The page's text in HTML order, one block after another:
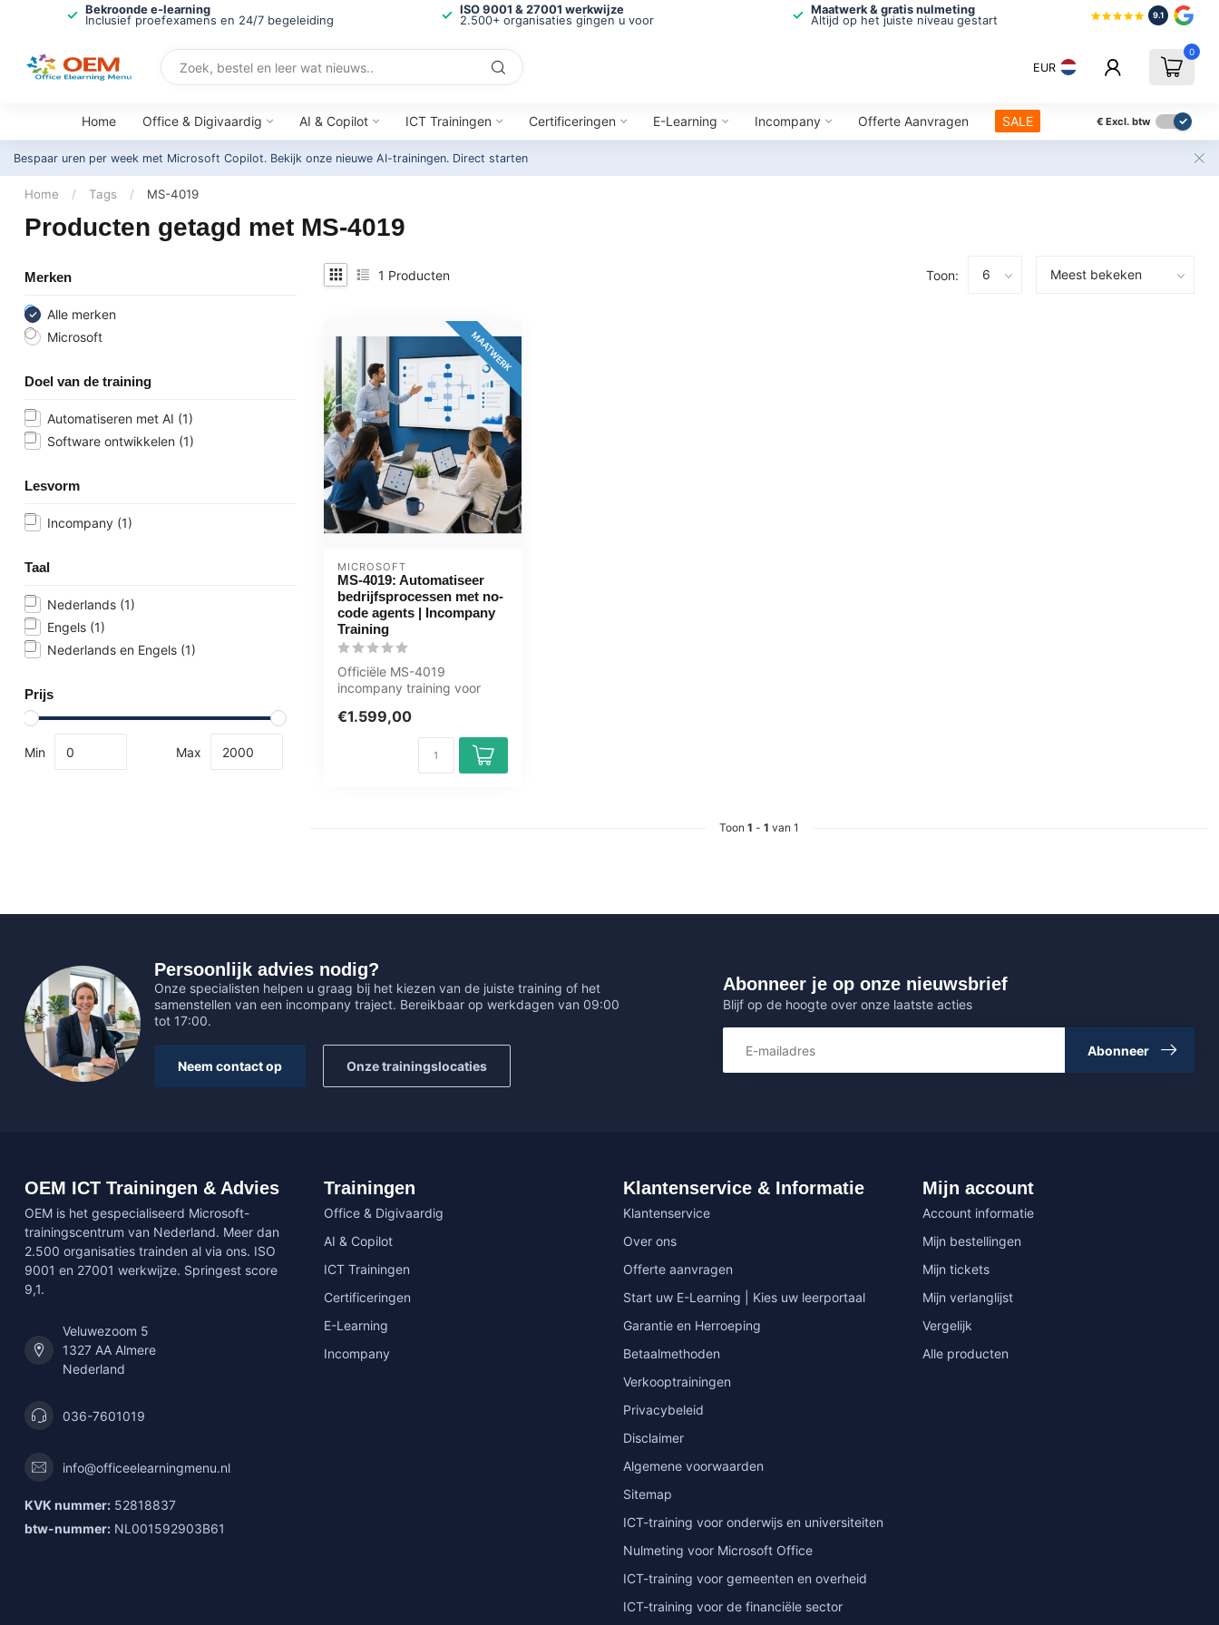
Bekroonde e-learning
Inclusief proefexamens en 24/7 begeleiding
ISO 9001 & 27001 werkwijze
2.500+ organisaties gingen u voor
Maatwerk & gratis nulmeting
Altijd op het juiste niveau gestart
9.1
EUR
0
Home Office & Digivaardig AI & Copilot ICT Trainingen Certificeringen E-Learning Incompany Offerte Aanvragen SALE € Excl. btw
Bespaar uren per week met Microsoft Copilot. Bekijk onze nieuwe AI-trainingen. Direct starten
Home / Tags / MS-4019
Producten getagd met MS-4019
Merken
Alle merken
Microsoft
Doel van de training
Automatiseren met AI (1)
Software ontwikkelen (1)
Lesvorm
Incompany (1)
Taal
Nederlands (1)
Engels (1)
Nederlands en Engels (1)
Prijs
Min Max
1 Producten Toon:
MAATWERK
MICROSOFT
MS-4019: Automatiseer
bedrijfsprocessen met no-
code agents | Incompany
Training
Officiële MS-4019
incompany training voor
1 dag, vol...
€1.599,00
Toon 1 - 1 van 1
Persoonlijk advies nodig?
Onze specialisten helpen u graag bij het kiezen van de juiste training of het
samenstellen van een incompany traject. Bereikbaar op werkdagen van 09:00
tot 17:00.
Neem contact op Onze trainingslocaties
Abonneer je op onze nieuwsbrief
Blijf op de hoogte over onze laatste acties
Abonneer
OEM ICT Trainingen & Advies
OEM is het gespecialiseerd Microsoft-
trainingscentrum van Nederland. Meer dan
2.500 organisaties trainden al via ons. ISO
9001 en 27001 werkwijze. Springest score
9,1.
Veluwezoom 5
1327 AA Almere
Nederland
036-7601019
info@officeelearningmenu.nl
KVK nummer: 52818837
btw-nummer: NL001592903B61
Trainingen
Office & Digivaardig
AI & Copilot
ICT Trainingen
Certificeringen
E-Learning
Incompany
Klantenservice & Informatie
Klantenservice
Over ons
Offerte aanvragen
Start uw E-Learning | Kies uw leerportaal
Garantie en Herroeping
Betaalmethoden
Verkooptrainingen
Privacybeleid
Disclaimer
Algemene voorwaarden
Sitemap
ICT-training voor onderwijs en universiteiten
Nulmeting voor Microsoft Office
ICT-training voor gemeenten en overheid
ICT-training voor de financiële sector
Mijn account
Account informatie
Mijn bestellingen
Mijn tickets
Mijn verlanglijst
Vergelijk
Alle producten